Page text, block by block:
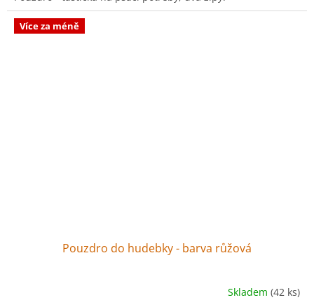
Více za méně
Pouzdro do hudebky - barva růžová
Skladem (42 ks)